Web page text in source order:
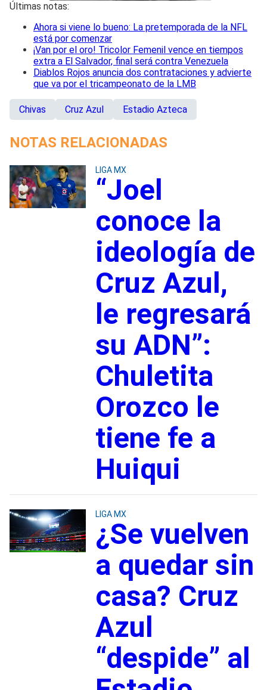
Últimas notas:
Ahora si viene lo bueno: La pretemporada de la NFL
está por comenzar
¡Van por el oro! Tricolor Femenil vence en tiempos
extra a El Salvador, final será contra Venezuela
Diablos Rojos anuncia dos contrataciones y advierte
que va por el tricampeonato de la LMB
Chivas Cruz Azul Estadio Azteca
NOTAS RELACIONADAS
LIGA MX
“Joel
conoce la
ideología de
Cruz Azul,
le regresará
su ADN”:
Chuletita
Orozco le
tiene fe a
Huiqui
LIGA MX
¿Se vuelven
a quedar sin
casa? Cruz
Azul
“despide” al